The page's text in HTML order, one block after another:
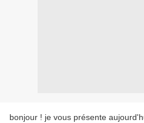
bonjour ! je vous présente